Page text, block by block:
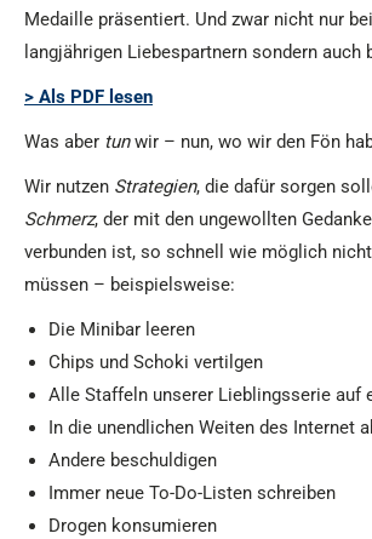
Medaille präsentiert. Und zwar nicht nur
langjährigen Liebespartnern sondern auch
> Als PDF lesen
Was aber tunwir – nun, wo wir den Fön
Wir nutzen Strategien, die dafür sorgen
Schmerz, der mit den ungewollten
verbunden ist, so schnell wie möglich
müssen – beispielsweise:
Die Minibar leeren
Chips und Schoki vertilgen
Alle Staffeln unserer Lieblingsserie auf
In die unendlichen Weiten des Internet
Andere beschuldigen
Immer neue To-Do-Listen schreiben
Drogen konsumieren